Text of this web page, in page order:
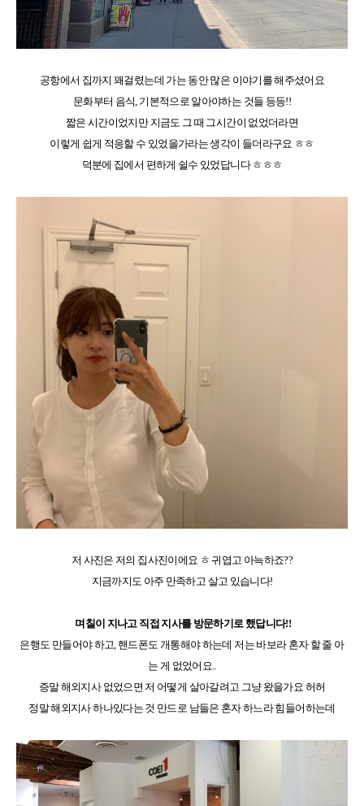
공항에서 집까지 꽤걸렸는데 가는 동안 많은 이야기를 해주셨어요
문화부터 음식, 기본적으로 알아야하는 것들 등등!!
짧은 시간이었지만 지금도 그 때 그시간이 없었더라면
이렇게 쉽게 적응할 수 있었을가라는 생각이 들더라구요 ㅎㅎ
덕분에 집에서 편하게 쉴수 있었답니다 ㅎㅎㅎ
저 사진은 저의 집사진이에요 ㅎ 귀엽고 아늑하죠??
지금까지도 아주 만족하고 살고 있습니다!
며칠이 지나고 직접 지사를 방문하기로 했답니다!!
은행도 만들어야 하고, 핸드폰도 개통해야 하는데 저는 바보라 혼자 할 줄 아
는 게 없었어요..
증말 해외지사 없었으면 저 어떻게 살아갈려고 그냥 왔을가요 허허
정말 해외지사 하나있다는 것 만드로 남들은 혼자 하느라 힘들어하는데